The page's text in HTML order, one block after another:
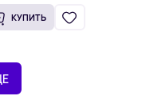
КУПИТЬ